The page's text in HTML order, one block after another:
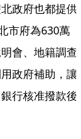
政府也都提供
市府為630萬
會、地籍調查
政府補助，讓
行核准撥款後